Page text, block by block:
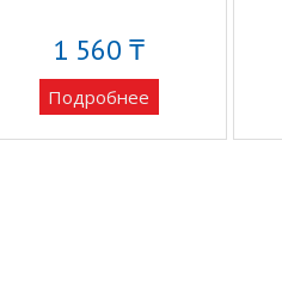
1 560 ₸
Подробнее